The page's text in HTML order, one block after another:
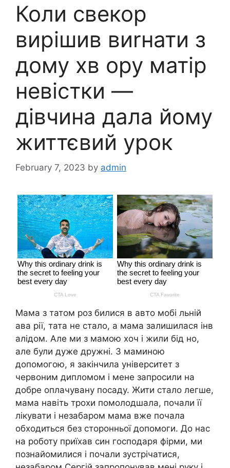
Коли свекор
вирішив виrнати з
дому хв ору матір
невістки —
дівчина дала йому
життєвий урок
February 7, 2023 by admin
Мама з татом роз билися в авто мобі льній
ава рії, тата не стало, а мама залишилася інв
алідом. Але ми з мамою хоч і жили бід но,
але були дуже дружні. З маминою
допомогою, я закінчила університет з
червоним дипломом і мене запросили на
добре оплачувану посаду. Жити стало легше,
мама навіть трохи помолодшала, почали її
лікувати і незабаром мама вже почала
обходиться без сторонньої допомоги. До нас
на роботу приїхав син господаря фірми, ми
познайомилися і почали зустрічатися,